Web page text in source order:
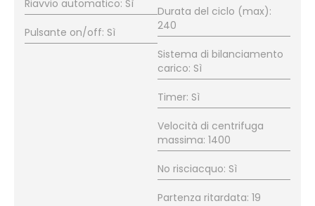
Riavvio automatico: Sì
Pulsante on/off: Sì
Durata del ciclo (max):
240
Sistema di bilanciamento
carico: Sì
Timer: Sì
Velocità di centrifuga
massima: 1400
No risciacquo: Sì
Partenza ritardata: 19